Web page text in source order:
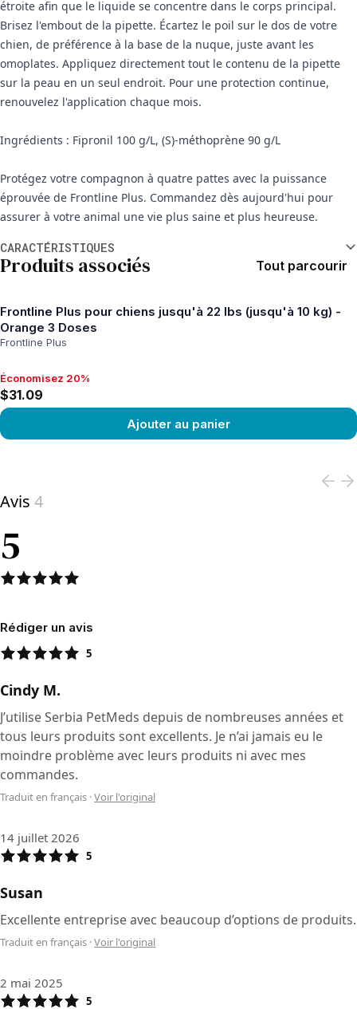
étroite afin que le liquide se concentre dans le corps principal.
Brisez l'embout de la pipette. Écartez le poil sur le dos de votre
chien, de préférence à la base de la nuque, juste avant les
omoplates. Appliquez directement tout le contenu de la pipette
sur la peau en un seul endroit. Pour une protection continue,
renouvelez l'application chaque mois.
Ingrédients : Fipronil 100 g/L, (S)-méthoprène 90 g/L
Protégez votre compagnon à quatre pattes avec la puissance
éprouvée de Frontline Plus. Commandez dès aujourd'hui pour
assurer à votre animal une vie plus saine et plus heureuse.
CARACTÉRISTIQUES
Produits associés Tout parcourir
Frontline Plus pour chiens jusqu'à 22 lbs (jusqu'à 10 kg) -
Orange 3 Doses
Frontline Plus
Économisez 20%, $31.09
Économisez 20%
$31.09
Ajouter au panier
Avis 4
5
Rédiger un avis
5
Cindy M.
J’utilise Serbia PetMeds depuis de nombreuses années et
tous leurs produits sont excellents. Je n’ai jamais eu le
moindre problème avec leurs produits ni avec mes
commandes.
Traduit en français ·Voir l'original
14 juillet 2026
5
Susan
Excellente entreprise avec beaucoup d’options de produits.
Traduit en français ·Voir l'original
2 mai 2025
5